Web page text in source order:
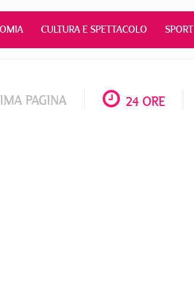
CULTURA E SPETTACOLO SPORT
PAGINA 24 ORE